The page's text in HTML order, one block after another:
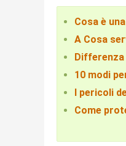
Cosa è
A Cosa
Differenza
10 modi
I pericoli
Come